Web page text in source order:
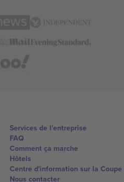
Services de l'entreprise
FAQ
Comment ça marche
Hôtels
Centre d'information sur la Coupe
Nous contacter